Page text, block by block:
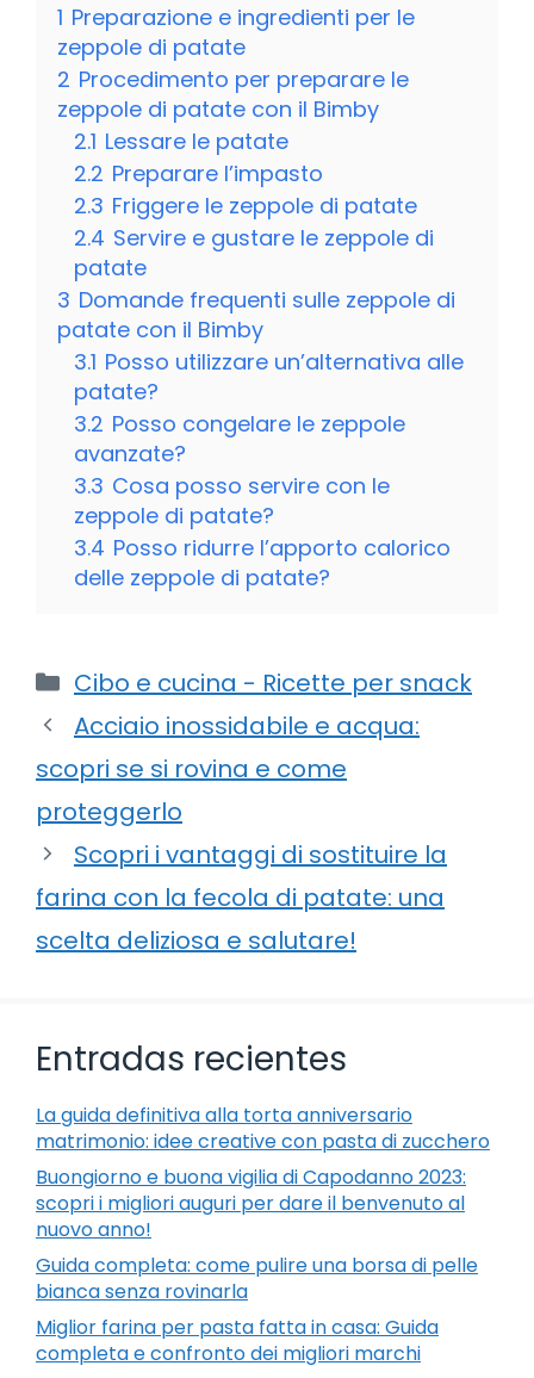
1 Preparazione e ingredienti per le
zeppole di patate
2 Procedimento per preparare le
zeppole di patate con il Bimby
2.1 Lessare le patate
2.2 Preparare l’impasto
2.3 Friggere le zeppole di patate
2.4 Servire e gustare le zeppole di
patate
3 Domande frequenti sulle zeppole di
patate con il Bimby
3.1 Posso utilizzare un’alternativa alle
patate?
3.2 Posso congelare le zeppole
avanzate?
3.3 Cosa posso servire con le
zeppole di patate?
3.4 Posso ridurre l’apporto calorico
delle zeppole di patate?
Categorie
Cibo e cucina - Ricette per snack
Acciaio inossidabile e acqua:
scopri se si rovina e come
proteggerlo
Scopri i vantaggi di sostituire la
farina con la fecola di patate: una
scelta deliziosa e salutare!
Entradas recientes
La guida definitiva alla torta anniversario
matrimonio: idee creative con pasta di zucchero
Buongiorno e buona vigilia di Capodanno 2023:
scopri i migliori auguri per dare il benvenuto al
nuovo anno!
Guida completa: come pulire una borsa di pelle
bianca senza rovinarla
Miglior farina per pasta fatta in casa: Guida
completa e confronto dei migliori marchi